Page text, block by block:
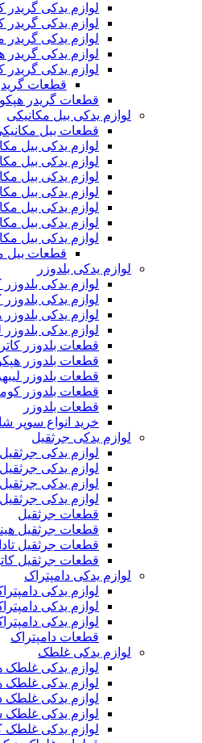
لوازم یدکی گریدر
لوازم یدکی گریدر
لوازم یدکی گریدر
لوازم یدکی گریدر
لوازم یدکی گریدر
قطعات گریدر
قطعات گریدر هپکو
لوازم یدکی بیل مکانیکی
قطعات بیل
لوازم یدکی بیل
لوازم یدکی بیل
لوازم یدکی بیل
لوازم یدکی بیل
لوازم یدکی بیل
لوازم یدکی بیل
لوازم یدکی بیل
قطعات بیل
لوازم یدکی بلدوزر
لوازم یدکی بلدوزر
لوازم یدکی
لوازم یدکی بلدوزر
لوازم یدکی بلدوزر
قطعات بلدوزر
قطعات بلدوزر
قطعات بلدوزر لیبهر
قطعات بلدوزر
قطعات بلدوزر
خرید انواع سوپر
لوازم یدکی جرثقیل
لوازم یدکی جرثقیل
لوازم یدکی جرثقیل
لوازم یدکی جرثقیل
لوازم یدکی جرثقیل
قطعات جرثقیل
قطعات جرثقیل
قطعات جرثقیل
قطعات جرثقیل
لوازم یدکی دامپتراک
لوازم یدکی
لوازم یدکی
لوازم یدکی
قطعات دامپتراک
لوازم یدکی غلطک
لوازم یدکی غلطک
لوازم یدکی غلطک
لوازم یدکی غلطک
لوازم یدکی غلطک
لوازم یدکی غلطک